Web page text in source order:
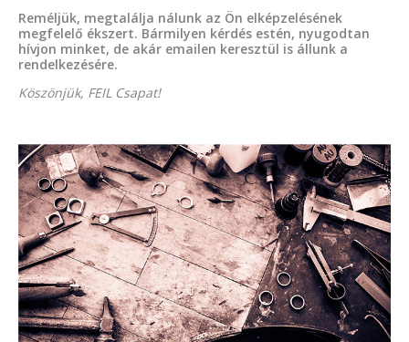
Reméljük, megtalálja nálunk az Ön elképzelésének
megfelelő ékszert. Bármilyen kérdés estén, nyugodtan
hívjon minket, de akár emailen keresztül is állunk a
rendelkezésére.
Köszönjük, FEIL Csapat!